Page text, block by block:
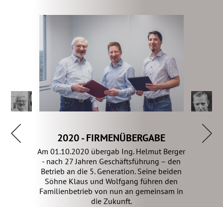
2020 - FIRMENÜBERGABE
Am 01.10.2020 übergab Ing. Helmut Berger
- nach 27 Jahren Geschäftsführung – den
Betrieb an die 5. Generation. Seine beiden
Söhne Klaus und Wolfgang führen den
Familienbetrieb von nun an gemeinsam in
die Zukunft.